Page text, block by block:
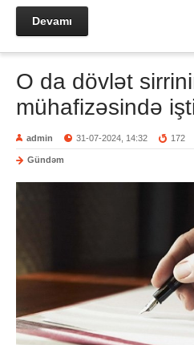
Devamı
O da dövlət
mühafizəsində
admin 31-07-2024, 14:32 172
Gündəm